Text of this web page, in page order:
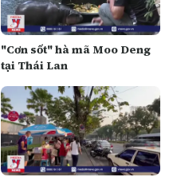
"Cơn sốt" hà mã Moo Deng
tại Thái Lan